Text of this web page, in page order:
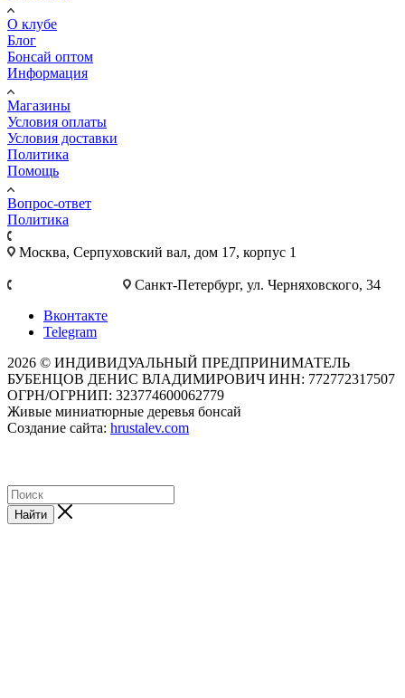
О клубе
Блог
Бонсай оптом
Информация
Магазины
Условия оплаты
Условия доставки
Политика
Помощь
Вопрос-ответ
Политика
Москва, Cерпуховский вал, дом 17, корпус 1
Санкт-Петербург, ул. Черняховского, 34
Вконтакте
Telegram
2026 © ИНДИВИДУАЛЬНЫЙ ПРЕДПРИНИМАТЕЛЬ
БУБЕНЦОВ ДЕНИС ВЛАДИМИРОВИЧ ИНН: 772772317507
ОГРН/ОГРНИП: 323774600062779
Живые миниатюрные деревья бонсай
Создание сайта: hrustalev.com
Найти